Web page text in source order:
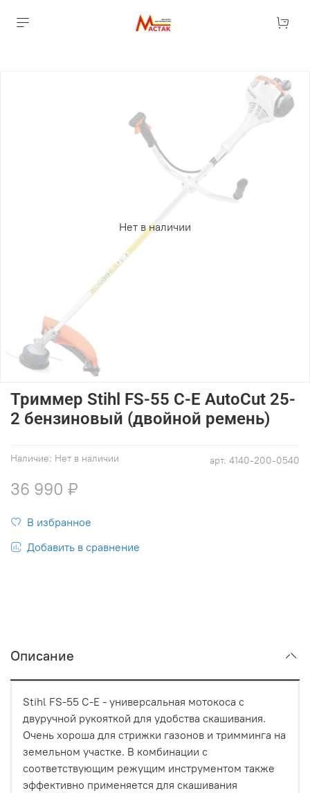
Нет в наличии
арт. 4140-200-0540
Наличие: Нет в наличии
Триммер Stihl FS-55 C-E AutoCut 25-
2 бензиновый (двойной ремень)
36 990 ₽
В избранное
Добавить в сравнение
Описание
Stihl FS-55 C-E - универсальная мотокоса с
двуручной рукояткой для удобства скашивания.
Очень хороша для стрижки газонов и тримминга на
земельном участке. В комбинации с
соответствующим режущим инструментом также
эффективно применяется для скашивания